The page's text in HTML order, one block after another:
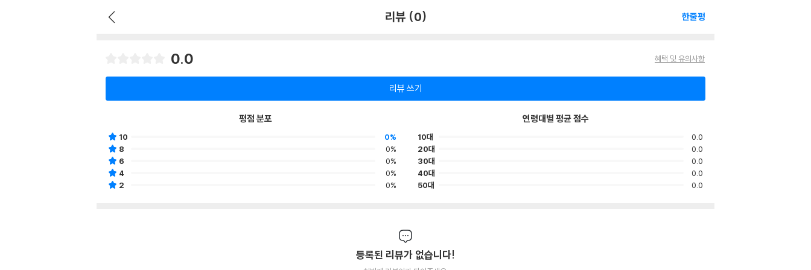
리뷰 (0) 한줄평
0.0 혜택 및 유의사항
리뷰 쓰기
평점 분포
10
0%
8
0%
6
0%
4
0%
2
0%
연령대별 평균 점수
10대
0.0
20대
0.0
30대
0.0
40대
0.0
50대
0.0
등록된 리뷰가 없습니다!